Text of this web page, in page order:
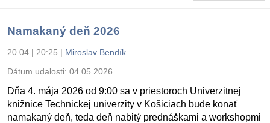
Namakaný deň 2026
20.04 | 20:25 | Miroslav Bendík
Dátum udalosti: 04.05.2026
Dňa 4. mája 2026 od 9:00 sa v priestoroch Univerzitnej
knižnice Technickej univerzity v Košiciach bude konať
namakaný deň, teda deň nabitý prednáškami a workshopmi